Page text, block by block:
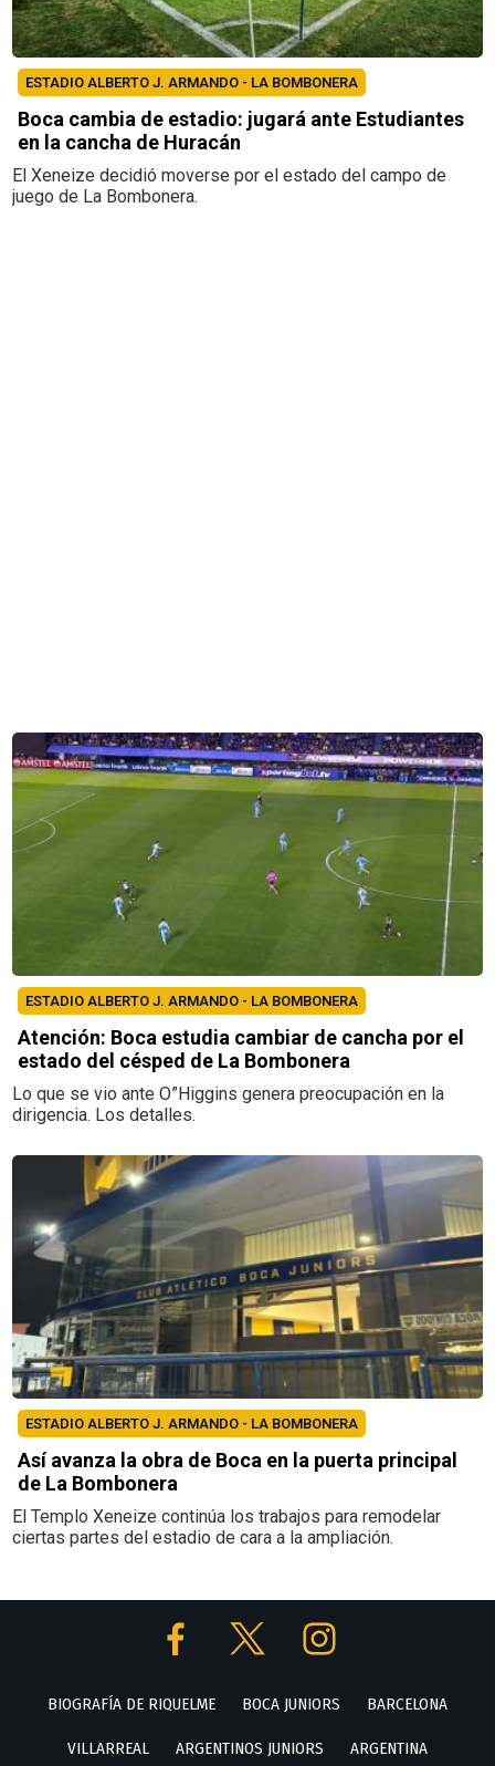
ESTADIO ALBERTO J. ARMANDO - LA BOMBONERA
Boca cambia de estadio: jugará ante Estudiantes
en la cancha de Huracán
El Xeneize decidió moverse por el estado del campo de
juego de La Bombonera.
ESTADIO ALBERTO J. ARMANDO - LA BOMBONERA
Atención: Boca estudia cambiar de cancha por el
estado del césped de La Bombonera
Lo que se vio ante O”Higgins genera preocupación en la
dirigencia. Los detalles.
ESTADIO ALBERTO J. ARMANDO - LA BOMBONERA
Así avanza la obra de Boca en la puerta principal
de La Bombonera
El Templo Xeneize continúa los trabajos para remodelar
ciertas partes del estadio de cara a la ampliación.
BIOGRAFÍA DE RIQUELME BOCA JUNIORS BARCELONA
VILLARREAL ARGENTINOS JUNIORS ARGENTINA